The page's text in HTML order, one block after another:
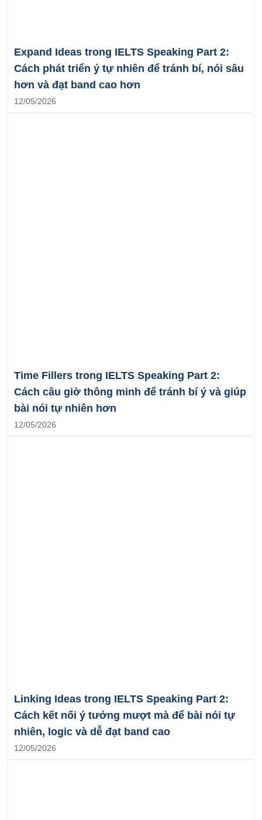
Expand Ideas trong IELTS Speaking Part 2:
Cách phát triển ý tự nhiên để tránh bí, nói sâu
hơn và đạt band cao hơn
12/05/2026
Time Fillers trong IELTS Speaking Part 2:
Cách câu giờ thông minh để tránh bí ý và giúp
bài nói tự nhiên hơn
12/05/2026
Linking Ideas trong IELTS Speaking Part 2:
Cách kết nối ý tưởng mượt mà để bài nói tự
nhiên, logic và dễ đạt band cao
12/05/2026